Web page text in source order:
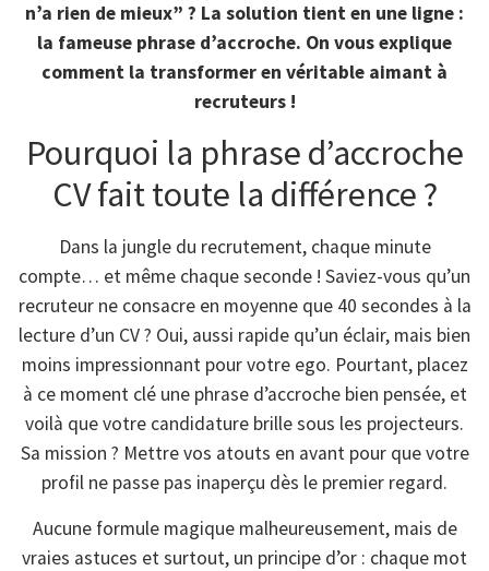
n’a rien de mieux” ? La solution tient en une ligne :
la fameuse phrase d’accroche. On vous explique
comment la transformer en véritable aimant à
recruteurs !
Pourquoi la phrase d’accroche
CV fait toute la différence ?
Dans la jungle du recrutement, chaque minute
compte… et même chaque seconde ! Saviez-vous qu’un
recruteur ne consacre en moyenne que 40 secondes à la
lecture d’un CV ? Oui, aussi rapide qu’un éclair, mais bien
moins impressionnant pour votre ego. Pourtant, placez
à ce moment clé une phrase d’accroche bien pensée, et
voilà que votre candidature brille sous les projecteurs.
Sa mission ? Mettre vos atouts en avant pour que votre
profil ne passe pas inaperçu dès le premier regard.
Aucune formule magique malheureusement, mais de
vraies astuces et surtout, un principe d’or : chaque mot